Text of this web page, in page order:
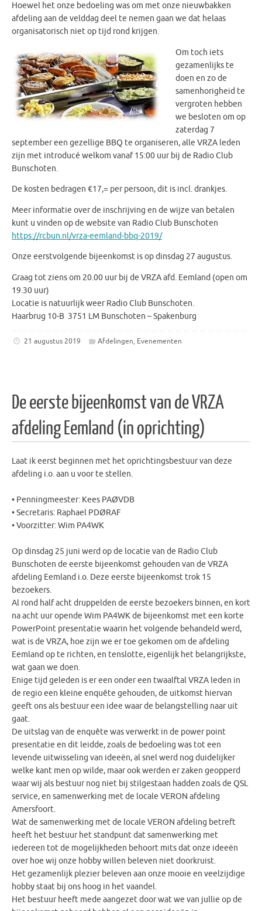
Hoewel het onze bedoeling was om met onze nieuwbakken
afdeling aan de velddag deel te nemen gaan we dat helaas
organisatorisch niet op tijd rond krijgen.
Om toch iets
gezamenlijks te
doen en zo de
samenhorigheid te
vergroten hebben
we besloten om op
zaterdag 7
september een gezellige BBQ te organiseren, alle VRZA leden
zijn met introducé welkom vanaf 15:00 uur bij de Radio Club
Bunschoten.
De kosten bedragen €17,= per persoon, dit is incl. drankjes.
Meer informatie over de inschrijving en de wijze van betalen
kunt u vinden op de website van Radio Club Bunschoten
https://rcbun.nl/vrza-eemland-bbq-2019/
Onze eerstvolgende bijeenkomst is op dinsdag 27 augustus.
Graag tot ziens om 20.00 uur bij de VRZA afd. Eemland (open om
19.30 uur)
Locatie is natuurlijk weer Radio Club Bunschoten.
Haarbrug 10-B 3751 LM Bunschoten – Spakenburg
21 augustus 2019 Afdelingen, Evenementen
De eerste bijeenkomst van de VRZA
afdeling Eemland (in oprichting)
Laat ik eerst beginnen met het oprichtingsbestuur van deze
afdeling i.o. aan u voor te stellen.
• Penningmeester: Kees PAØVDB
• Secretaris: Raphael PDØRAF
• Voorzitter: Wim PA4WK
Op dinsdag 25 juni werd op de locatie van de Radio Club
Bunschoten de eerste bijeenkomst gehouden van de VRZA
afdeling Eemland i.o. Deze eerste bijeenkomst trok 15
bezoekers.
Al rond half acht druppelden de eerste bezoekers binnen, en kort
na acht uur opende Wim PA4WK de bijeenkomst met een korte
PowerPoint presentatie waarin het volgende behandeld werd,
wat is de VRZA, hoe zijn we er toe gekomen om de afdeling
Eemland op te richten, en tenslotte, eigenlijk het belangrijkste,
wat gaan we doen.
Enige tijd geleden is er een onder een twaalftal VRZA leden in
de regio een kleine enquête gehouden, de uitkomst hiervan
geeft ons als bestuur een idee waar de belangstelling naar uit
gaat.
De uitslag van de enquête was verwerkt in de power point
presentatie en dit leidde, zoals de bedoeling was tot een
levende uitwisseling van ideeën, al snel werd nog duidelijker
welke kant men op wilde, maar ook werden er zaken geopperd
waar wij als bestuur nog niet bij stilgestaan hadden zoals de QSL
service, en samenwerking met de locale VERON afdeling
Amersfoort.
Wat de samenwerking met de locale VERON afdeling betreft
heeft het bestuur het standpunt dat samenwerking met
iedereen tot de mogelijkheden behoort mits dat onze ideeën
over hoe wij onze hobby willen beleven niet doorkruist.
Het gezamenlijk plezier beleven aan onze mooie en veelzijdige
hobby staat bij ons hoog in het vaandel.
Het bestuur heeft mede aangezet door wat we van jullie op de